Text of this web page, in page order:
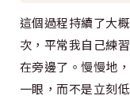
這個過程持續了大
次，平常我自己練
在旁邊了。慢慢地
一眼，而不是立刻低